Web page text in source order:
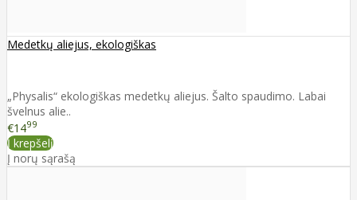
Medetkų aliejus, ekologiškas
„Physalis“ ekologiškas medetkų aliejus. Šalto spaudimo. Labai
švelnus alie..
€1499
Į krepšelį
Į norų sąrašą